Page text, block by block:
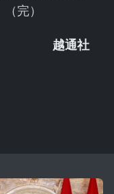
完）
越通社